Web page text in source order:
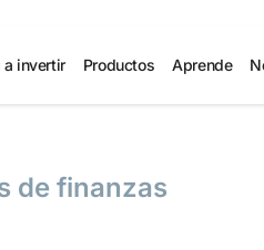
a invertir Productos Aprende
de finanzas